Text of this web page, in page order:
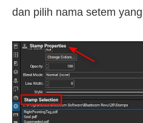
dan pilih nama setem